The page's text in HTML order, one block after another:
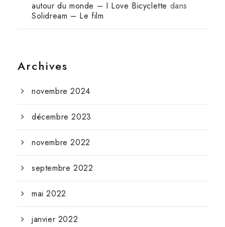
autour du monde – I Love Bicyclette dans
Solidream – Le film
Archives
novembre 2024
décembre 2023
novembre 2022
septembre 2022
mai 2022
janvier 2022